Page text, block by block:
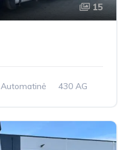
15
Automatinė
430 AG